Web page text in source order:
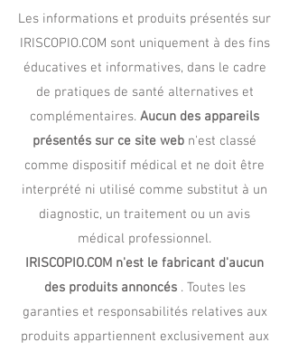
Les informations et produits présentés sur
IRISCOPIO.COM sont uniquement à des fins
éducatives et informatives, dans le cadre
de pratiques de santé alternatives et
complémentaires. Aucun des appareils
présentés sur ce site web n'est classé
comme dispositif médical et ne doit être
interprété ni utilisé comme substitut à un
diagnostic, un traitement ou un avis
médical professionnel.
IRISCOPIO.COM n'est le fabricant d'aucun
des produits annoncés. Toutes les
garanties et responsabilités relatives aux
produits appartiennent exclusivement aux